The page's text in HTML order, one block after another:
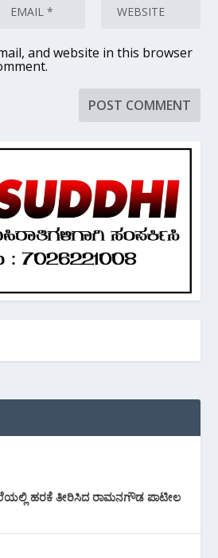
and website in this browser
ಹರಕೆ ತೀರಿಸಿದ ರಾಮನಗೌಡ ಪಾಟೀಲ